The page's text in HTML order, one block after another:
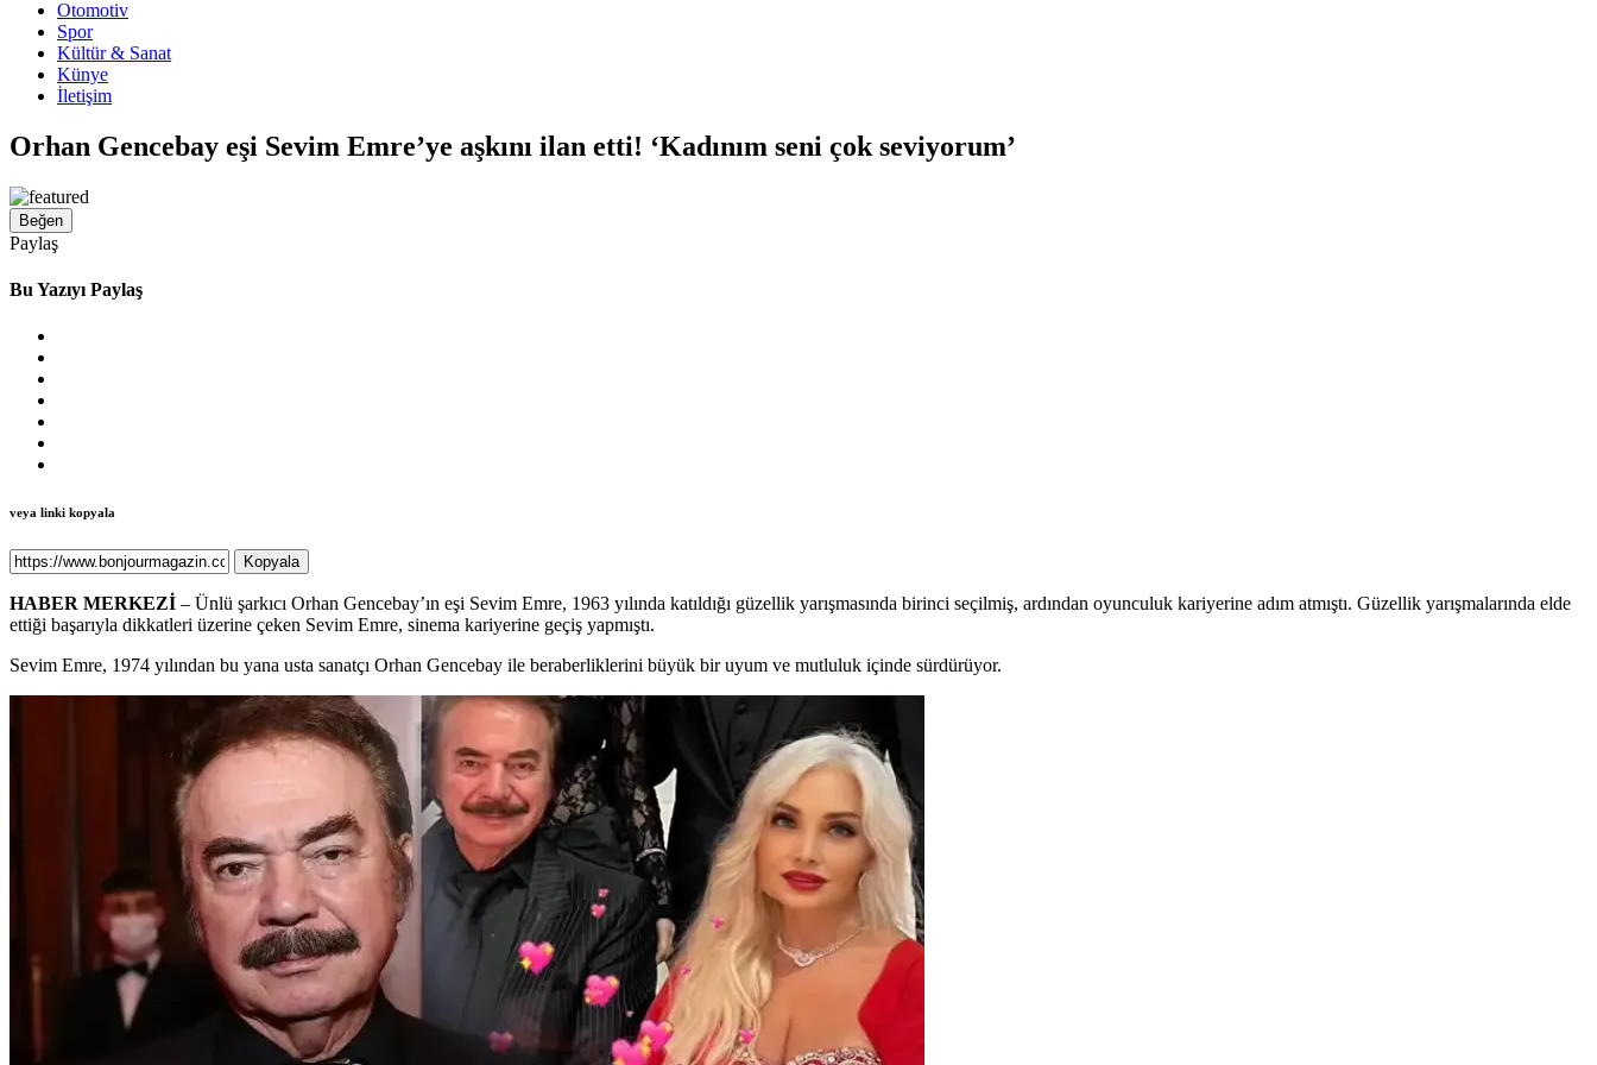
Otomotiv
Spor
Kültür & Sanat
Künye
İletişim
Orhan Gencebay eşi Sevim Emre’ye aşkını ilan etti! ‘Kadınım seni çok seviyorum’
Beğen
Paylaş
Bu Yazıyı Paylaş
veya linki kopyala
Kopyala
HABER MERKEZİ – Ünlü şarkıcı Orhan Gencebay’ın eşi Sevim Emre, 1963 yılında katıldığı güzellik yarışmasında birinci seçilmiş, ardından oyunculuk kariyerine adım atmıştı. Güzellik yarışmalarında elde
ettiği başarıyla dikkatleri üzerine çeken Sevim Emre, sinema kariyerine geçiş yapmıştı.
Sevim Emre, 1974 yılından bu yana usta sanatçı Orhan Gencebay ile beraberliklerini büyük bir uyum ve mutluluk içinde sürdürüyor.